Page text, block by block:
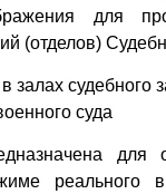
для
(отделов)
судебного
суда
для
реального